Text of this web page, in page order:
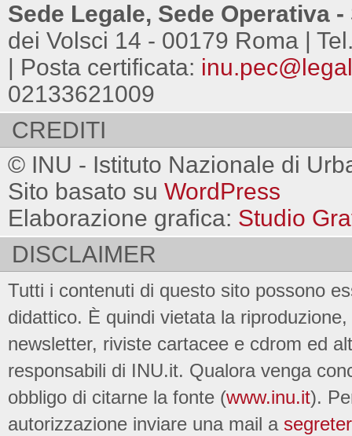
Sede Legale, Sede Operativa
dei Volsci 14 - 00179 Roma |
| Posta certificata:
02133621009
CREDITI
© INU - Istituto Nazionale di
Sito basato su WordPress
Elaborazione grafica: Studio
DISCLAIMER
Tutti i contenuti di questo sito possono
didattico. È quindi vietata la
newsletter, riviste cartacee e cdrom ed
responsabili di INU.it. Qualora venga
obbligo di citarne la fonte (www.inu.it).
autorizzazione inviare una mail a